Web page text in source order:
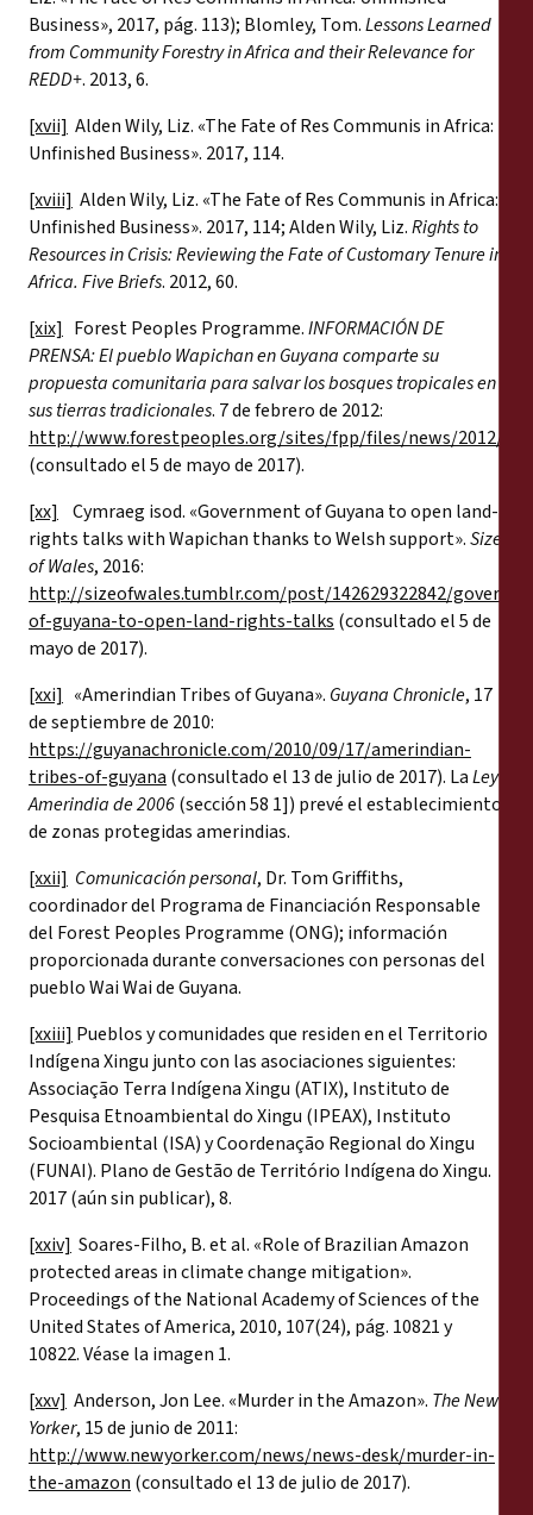
Business», 2017, pág. 113); Blomley, Tom.Lessons Learned
from Community Forestry in Africa and their Relevance for
REDD+. 2013, 6.
[xvii] Alden Wily, Liz. «The Fate of Res Communis in Africa:
Unfinished Business». 2017, 114.
[xviii] Alden Wily, Liz. «The Fate of Res Communis in Africa:
Unfinished Business». 2017, 114; Alden Wily, Liz.Rights to
Resources in Crisis: Reviewing the Fate of Customary Tenure in
Africa. Five Briefs. 2012, 60.
[xix] Forest Peoples Programme.INFORMACIÓN DE
PRENSA: El pueblo Wapichan en Guyana comparte su
propuesta comunitaria para salvar los bosques tropicales en
sus tierras tradicionales. 7 de febrero de 2012:
http://www.forestpeoples.org/sites/fpp/files/news/2012/02/
(consultado el 5 de mayo de 2017).
[xx] Cymraeg isod. «Government of Guyana to open land-
rights talks with Wapichan thanks to Welsh support».Size
of Wales, 2016:
http://sizeofwales.tumblr.com/post/142629322842/
of-guyana-to-open-land-rights-talks (consultado el 5 de
mayo de 2017).
[xxi] «Amerindian Tribes of Guyana». Guyana Chronicle, 17
de septiembre de 2010:
https://guyanachronicle.com/2010/09/17/amerindian-
tribes-of-guyana (consultado el 13 de julio de 2017). LaLey
Amerindia de 2006(sección 58 1]) prevé el establecimiento
de zonas protegidas amerindias.
[xxii] Comunicación personal, Dr. Tom Griffiths,
coordinador del Programa de Financiación Responsable
del Forest Peoples Programme (ONG); información
proporcionada durante conversaciones con personas del
pueblo Wai Wai de Guyana.
[xxiii] Pueblos y comunidades que residen en el Territorio
Indígena Xingu junto con las asociaciones siguientes:
Associação Terra Indígena Xingu (ATIX), Instituto de
Pesquisa Etnoambiental do Xingu (IPEAX), Instituto
Socioambiental (ISA) y Coordenação Regional do Xingu
(FUNAI). Plano de Gestão de Território Indígena do Xingu.
2017 (aún sin publicar), 8.
[xxiv] Soares-Filho, B. et al. «Role of Brazilian Amazon
protected areas in climate change mitigation».
Proceedings of the National Academy of Sciences of the
United States of America, 2010, 107(24), pág. 10821 y
10822. Véase la imagen 1.
[xxv] Anderson, Jon Lee. «Murder in the Amazon». The New
Yorker, 15 de junio de 2011:
http://www.newyorker.com/news/news-desk/murder-in-
the-amazon (consultado el 13 de julio de 2017).